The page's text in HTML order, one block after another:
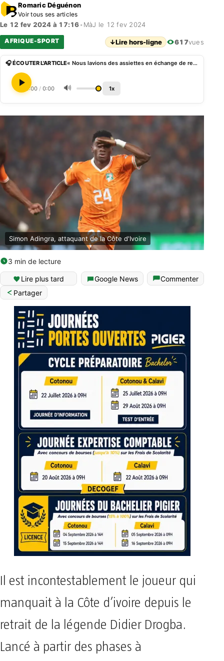
Romaric Déguénon
Voir tous ses articles
Le 12 fev 2024 à 17:16• MàJ le 12 fev 2024
AFRIQUE-SPORT ↓Lire hors-ligne 617vues
🎧 ÉCOUTER L'ARTICLE « Nous lavions des assiettes en échange de repas », le parcours d’Adingra, de la rue au sommet du foot
0:00 / 0:00 🔊 1x
Simon Adingra, attaquant de la Côte d'Ivoire
3 min de lecture
Lire plus tard Google News
Commenter
Partager
Il est incontestablement le joueur qui
manquait à la Côte d’ivoire depuis le
retrait de la légende Didier Drogba.
Lancé à partir des phases à